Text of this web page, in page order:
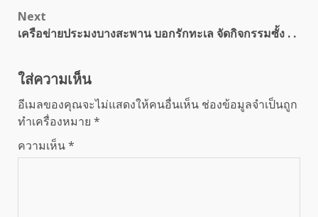
Next
เครือข่ายประมงบางสะพาน บอกรักทะเล จัดกิจกรรมซั้ง . .
ใส่ความเห็น
อีเมลของคุณจะไม่แสดงให้คนอื่นเห็น ช่องข้อมูลจำเป็นถูก
ทำเครื่องหมาย *
ความเห็น*